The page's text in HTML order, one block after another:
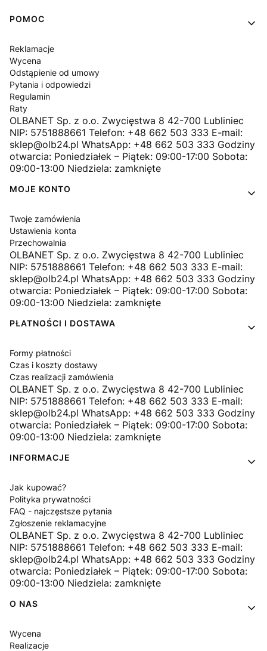
Linki w stopce
POMOC
Reklamacje
Wycena
Odstąpienie od umowy
Pytania i odpowiedzi
Regulamin
Raty
OLBANET Sp. z o.o. Zwycięstwa 8 42-700 Lubliniec
NIP: 5751888661 Telefon: +48 662 503 333 E-mail:
sklep@olb24.pl WhatsApp: +48 662 503 333 Godziny
otwarcia: Poniedziałek – Piątek: 09:00-17:00 Sobota:
09:00-13:00 Niedziela: zamknięte
MOJE KONTO
Twoje zamówienia
Ustawienia konta
Przechowalnia
OLBANET Sp. z o.o. Zwycięstwa 8 42-700 Lubliniec
NIP: 5751888661 Telefon: +48 662 503 333 E-mail:
sklep@olb24.pl WhatsApp: +48 662 503 333 Godziny
otwarcia: Poniedziałek – Piątek: 09:00-17:00 Sobota:
09:00-13:00 Niedziela: zamknięte
PŁATNOŚCI I DOSTAWA
Formy płatności
Czas i koszty dostawy
Czas realizacji zamówienia
OLBANET Sp. z o.o. Zwycięstwa 8 42-700 Lubliniec
NIP: 5751888661 Telefon: +48 662 503 333 E-mail:
sklep@olb24.pl WhatsApp: +48 662 503 333 Godziny
otwarcia: Poniedziałek – Piątek: 09:00-17:00 Sobota:
09:00-13:00 Niedziela: zamknięte
INFORMACJE
Jak kupować?
Polityka prywatności
FAQ - najczęstsze pytania
Zgłoszenie reklamacyjne
OLBANET Sp. z o.o. Zwycięstwa 8 42-700 Lubliniec
NIP: 5751888661 Telefon: +48 662 503 333 E-mail:
sklep@olb24.pl WhatsApp: +48 662 503 333 Godziny
otwarcia: Poniedziałek – Piątek: 09:00-17:00 Sobota:
09:00-13:00 Niedziela: zamknięte
O NAS
Wycena
Realizacje